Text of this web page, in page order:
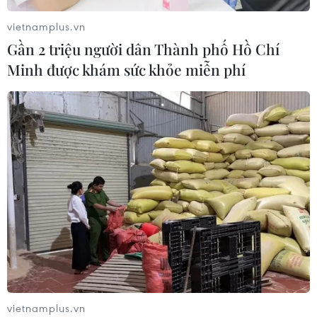
Mỹ điều tra sự cố hàng không liên
quan đến trực thăng chở Tổng thống
Trump
06/08/2026 04:38
Xem thêm
CƠ QUAN CHỦ QUẢN: THÔNG TẤN XÃ VIỆT NAM
Tổng Biên tập: TRẦN TIẾN DUẨN
vietnamplus.vn
Gần 2 triệu người dân Thành phố Hồ Chí
Minh được khám sức khỏe miễn phí
vietnamplus.vn